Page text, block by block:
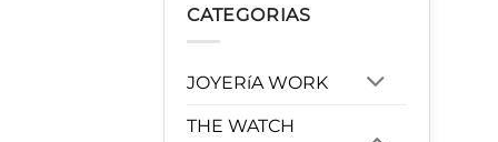
CATEGORIAS
JOYERíA WORK
THE WATCH